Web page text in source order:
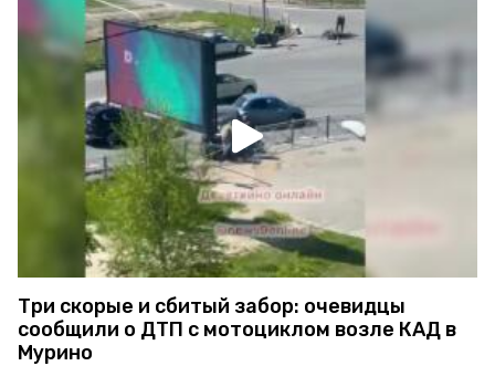
Три скорые и сбитый забор: очевидцы
сообщили о ДТП с мотоциклом возле КАД в
Мурино